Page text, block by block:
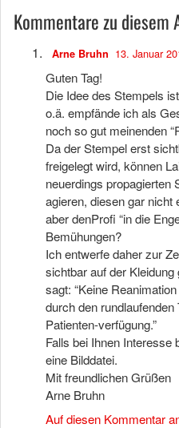
Kommentare zu diesem
Arne Bruhn 13. Januar
Guten Tag!
Die Idee des Stempels
o.ä. empfände ich als
noch so gut meinenden
Da der Stempel erst
freigelegt wird, können
neuerdings propagierten
agieren, diesen gar nicht
aber denProfi “in die
Bemühungen?
Ich entwerfe daher zur
sichtbar auf der
sagt: “Keine
durch den
Patienten-verfügung.”
Falls bei Ihnen Interesse
eine Bilddatei.
Mit freundlichen Grüßen
Arne Bruhn
Auf diesen Kommentar